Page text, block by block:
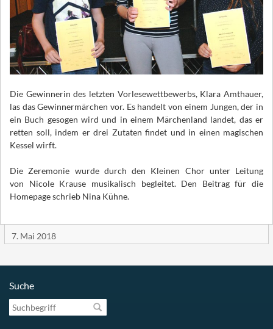
Die Gewinnerin des letzten Vorlesewettbewerbs, Klara Amthauer,
las das Gewinnermärchen vor. Es handelt von einem Jungen, der in
ein Buch gesogen wird und in einem Märchenland landet, das er
retten soll, indem er drei Zutaten findet und in einen magischen
Kessel wirft.
Die Zeremonie wurde durch den Kleinen Chor unter Leitung
von Nicole Krause musikalisch begleitet. Den Beitrag für die
Homepage schrieb Nina Kühne.
7. Mai 2018
Suche
Suchbegriff